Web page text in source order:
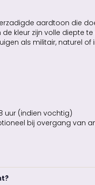
aardtoon die
kleur zijn volle diepte
als militair, naturel of
uur (indien vochtig)
bij overgang van